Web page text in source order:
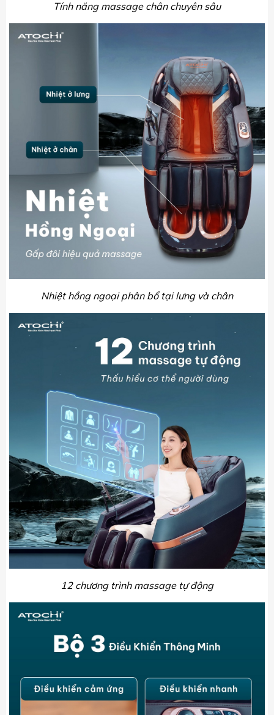
Tính năng massage chân chuyên sâu
Nhiệt hồng ngoại phân bổ tại lưng và chân
12 chương trình massage tự động